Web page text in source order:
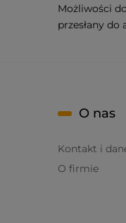
Możliwości
przesłany
O nas
Kontakt i
O firmie